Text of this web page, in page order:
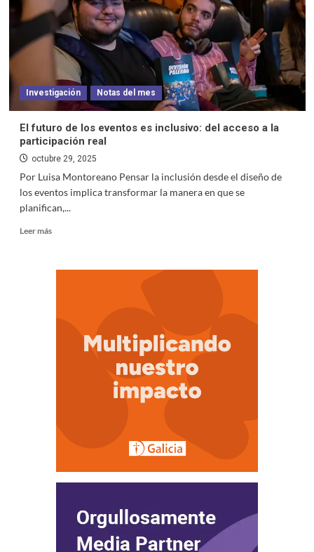
Investigación Notas del mes
El futuro de los eventos es inclusivo: del acceso a la
participación real
octubre 29, 2025
Por Luisa Montoreano Pensar la inclusión desde el diseño de
los eventos implica transformar la manera en que se
planifican,...
Leer más